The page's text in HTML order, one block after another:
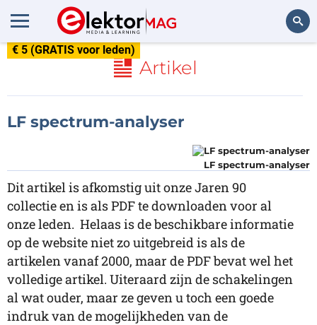
€ 5 (GRATIS voor leden)
Artikel
LF spectrum-analyser
LF spectrum-analyser
Dit artikel is afkomstig uit onze Jaren 90
collectie en is als PDF te downloaden voor al
onze leden. Helaas is de beschikbare informatie
op de website niet zo uitgebreid is als de
artikelen vanaf 2000, maar de PDF bevat wel het
volledige artikel. Uiteraard zijn de schakelingen
al wat ouder, maar ze geven u toch een goede
indruk van de mogelijkheden van de